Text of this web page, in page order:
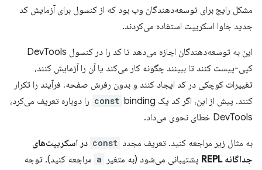
مشکل رایج برای توسعه‌دهندگان وب بود که از کنسول برای آزمایش کد
جدید جاوا اسکریپت استفاده می‌کردند.
این به توسعه‌دهندگان اجازه می‌دهد تا کد را در کنسول DevTools
کپی-پیست کنند تا ببینند چگونه کار می‌کند یا آن را آزمایش کنند،
تغییرات کوچکی در کد ایجاد کنند و بدون رفرش صفحه، فرآیند را تکرار
کنند. پیش از این، اگر کد یک
const binding را دوباره تعریف می‌کرد،
DevTools خطای نحوی می‌داد.
به مثال زیر مراجعه کنید. تعریف مجدد const در اسکریپت‌های
جداگانه REPL
پشتیبانی می‌شود (به متغیر a مراجعه کنید). توجه